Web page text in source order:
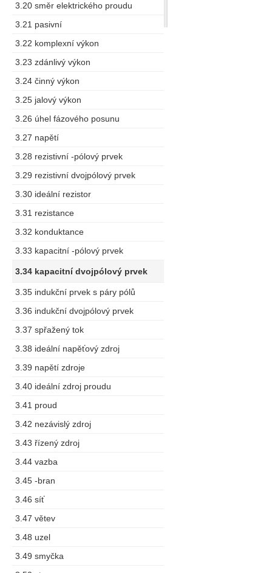
3.20 směr elektrického proudu
3.21 pasivní
3.22 komplexní výkon
3.23 zdánlivý výkon
3.24 činný výkon
3.25 jalový výkon
3.26 úhel fázového posunu
3.27 napětí
3.28 rezistivní -pólový prvek
3.29 rezistivní dvojpólový prvek
3.30 ideální rezistor
3.31 rezistance
3.32 konduktance
3.33 kapacitní -pólový prvek
3.34 kapacitní dvojpólový prvek
3.35 indukční prvek s páry pólů
3.36 indukční dvojpólový prvek
3.37 spřažený tok
3.38 ideální napěťový zdroj
3.39 napětí zdroje
3.40 ideální zdroj proudu
3.41 proud
3.42 nezávislý zdroj
3.43 řízený zdroj
3.44 vazba
3.45 -bran
3.46 síť
3.47 větev
3.48 uzel
3.49 smyčka